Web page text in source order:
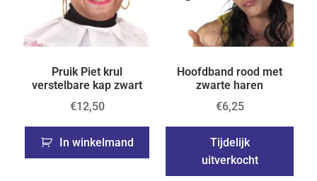
Pruik Piet krul
verstelbare kap zwart
€12,50
In winkelmand
Hoofdband rood met
zwarte haren
€6,25
Tijdelijk
uitverkocht